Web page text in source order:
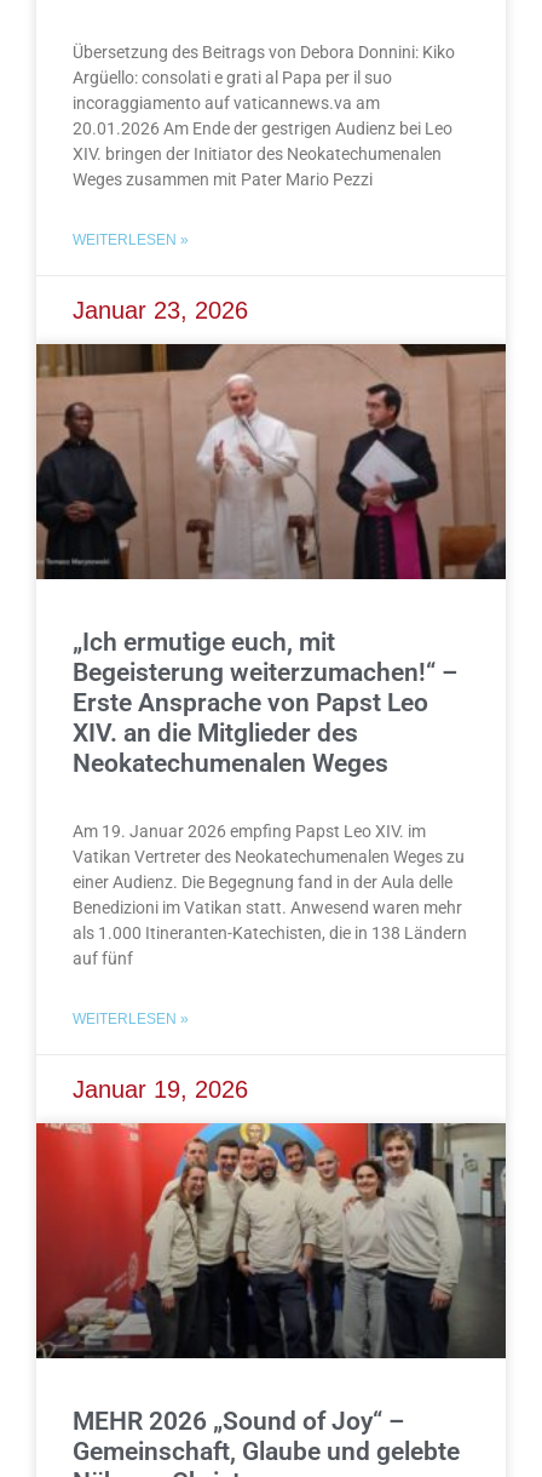
Übersetzung des Beitrags von Debora Donnini: Kiko
Argüello: consolati e grati al Papa per il suo
incoraggiamento auf vaticannews.va am
20.01.2026 Am Ende der gestrigen Audienz bei Leo
XIV. bringen der Initiator des Neokatechumenalen
Weges zusammen mit Pater Mario Pezzi
WEITERLESEN »
Januar 23, 2026
„Ich ermutige euch, mit
Begeisterung weiterzumachen!“ –
Erste Ansprache von Papst Leo
XIV. an die Mitglieder des
Neokatechumenalen Weges
Am 19. Januar 2026 empfing Papst Leo XIV. im
Vatikan Vertreter des Neokatechumenalen Weges zu
einer Audienz. Die Begegnung fand in der Aula delle
Benedizioni im Vatikan statt. Anwesend waren mehr
als 1.000 Itineranten-Katechisten, die in 138 Ländern
auf fünf
WEITERLESEN »
Januar 19, 2026
MEHR 2026 „Sound of Joy“ –
Gemeinschaft, Glaube und gelebte